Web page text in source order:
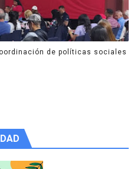
de políticas sociales